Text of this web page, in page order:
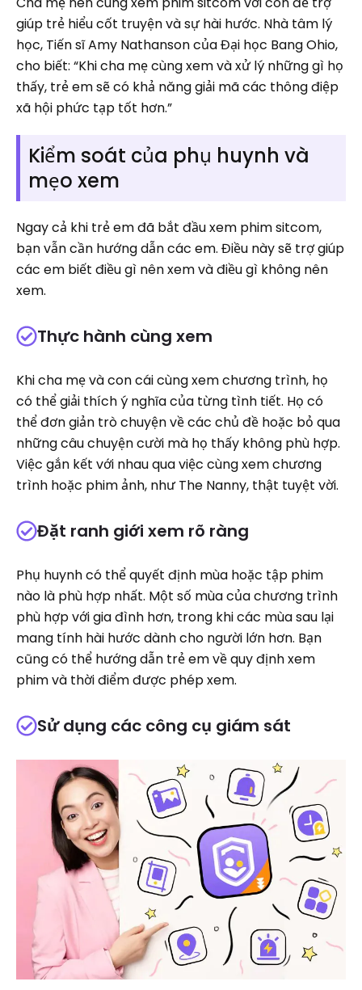
giúp trẻ hiểu cốt truyện và sự hài hước. Nhà tâm lý
học, Tiến sĩ Amy Nathanson của Đại học Bang Ohio,
cho biết: “Khi cha mẹ cùng xem và xử lý những gì họ
thấy, trẻ em sẽ có khả năng giải mã các thông điệp
xã hội phức tạp tốt hơn.”
Kiểm soát của phụ huynh và
mẹo xem
Ngay cả khi trẻ em đã bắt đầu xem phim sitcom,
bạn vẫn cần hướng dẫn các em. Điều này sẽ trợ giúp
các em biết điều gì nên xem và điều gì không nên
xem.
Thực hành cùng xem
Khi cha mẹ và con cái cùng xem chương trình, họ
có thể giải thích ý nghĩa của từng tình tiết. Họ có
thể đơn giản trò chuyện về các chủ đề hoặc bỏ qua
những câu chuyện cười mà họ thấy không phù hợp.
Việc gắn kết với nhau qua việc cùng xem chương
trình hoặc phim ảnh, như The Nanny, thật tuyệt vời.
Đặt ranh giới xem rõ ràng
Phụ huynh có thể quyết định mùa hoặc tập phim
nào là phù hợp nhất. Một số mùa của chương trình
phù hợp với gia đình hơn, trong khi các mùa sau lại
mang tính hài hước dành cho người lớn hơn. Bạn
cũng có thể hướng dẫn trẻ em về quy định xem
phim và thời điểm được phép xem.
Sử dụng các công cụ giám sát